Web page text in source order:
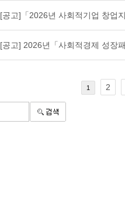
[공고]「2026년 사회적기업 창업
[공고] 2026년「사회적경제 성장
1 2